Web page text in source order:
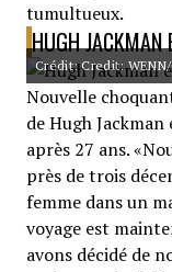
tumultueux.
HUGH JACKMAN
Crédit: Credit: WENN/
Nouvelle
de Hugh
après 27 ans.
près de trois
femme dans un
voyage est
avons décidé de